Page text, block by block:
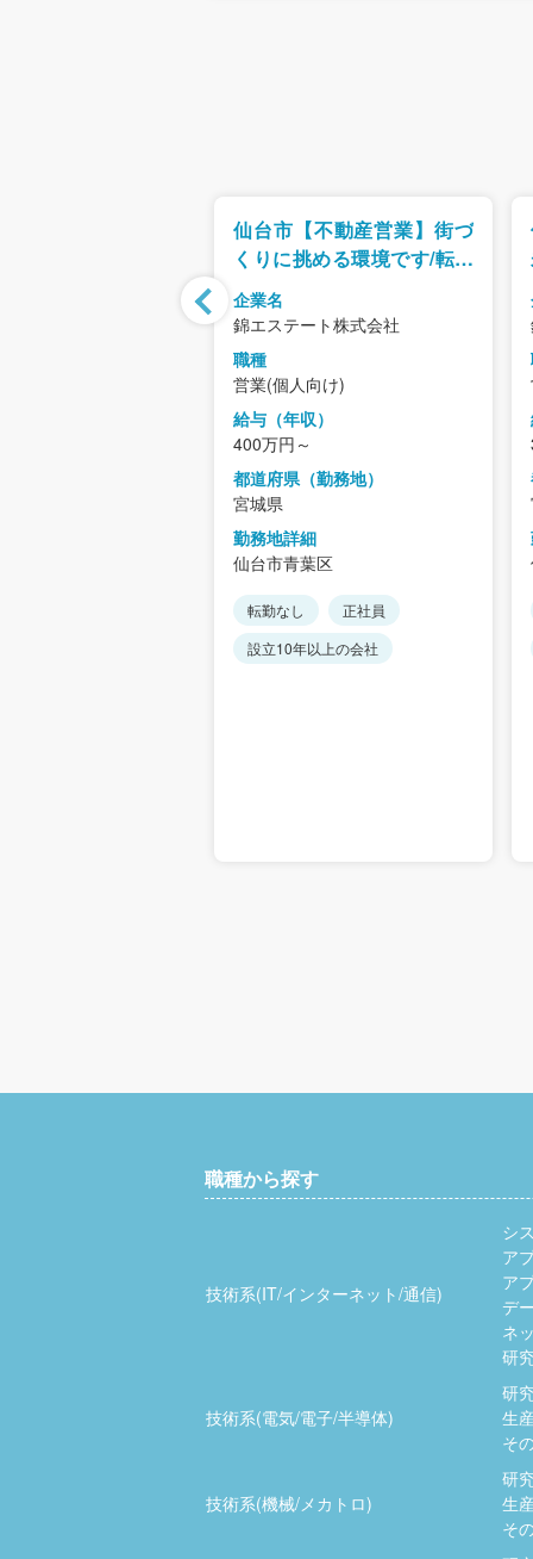
仙台市【不動産営業】街づ
くりに挑める環境です/転勤
もなく長期視点で働ける環
境
企業名
錦エステート株式会社
職種
営業(個人向け)
給与（年収）
400万円～
都道府県（勤務地）
宮城県
勤務地詳細
仙台市青葉区
転勤なし
正社員
設立10年以上の会社
職種から探す
技術系(IT/インターネット/通信)
シ
ア
ア
デ
ネ
研
技術系(電気/電子/半導体)
研
生
そ
技術系(機械/メカトロ)
研
生
そ